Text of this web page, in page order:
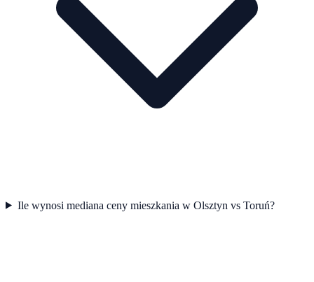
Ile wynosi mediana ceny mieszkania w Olsztyn vs Toruń?